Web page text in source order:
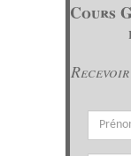
Cours